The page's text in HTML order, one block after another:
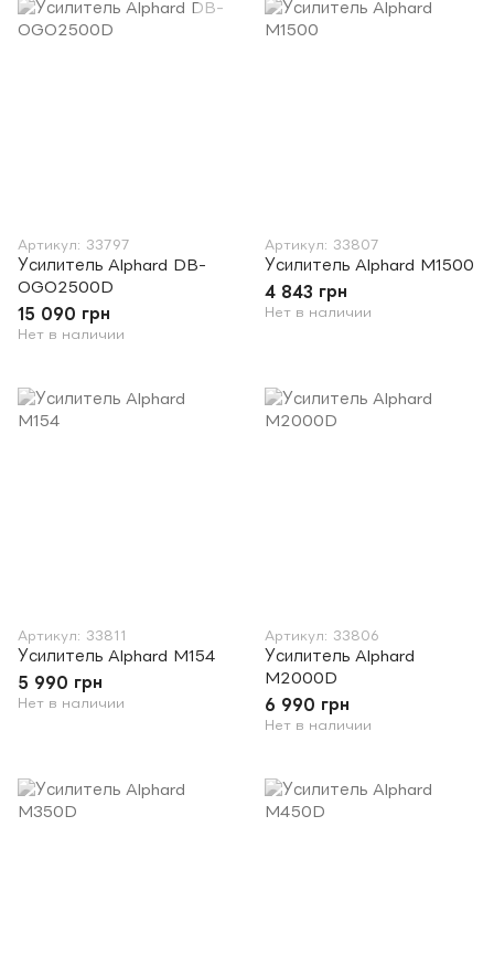
Артикул: 33797
Усилитель Alphard DB-
OGO2500D
15 090 грн
Нет в наличии
Артикул: 33807
Усилитель Alphard M1500
4 843 грн
Нет в наличии
Артикул: 33811
Усилитель Alphard M154
5 990 грн
Нет в наличии
Артикул: 33806
Усилитель Alphard
M2000D
6 990 грн
Нет в наличии